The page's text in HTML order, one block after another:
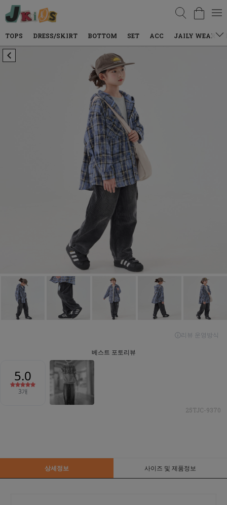
검색
DRESS/SKIRT BOTTOM SET ACC JAILY WEAR DENIM
25TJC-9370
상세정보 사이즈 및 제품정보